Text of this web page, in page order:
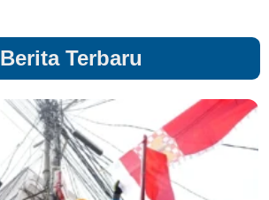
Berita Terbaru